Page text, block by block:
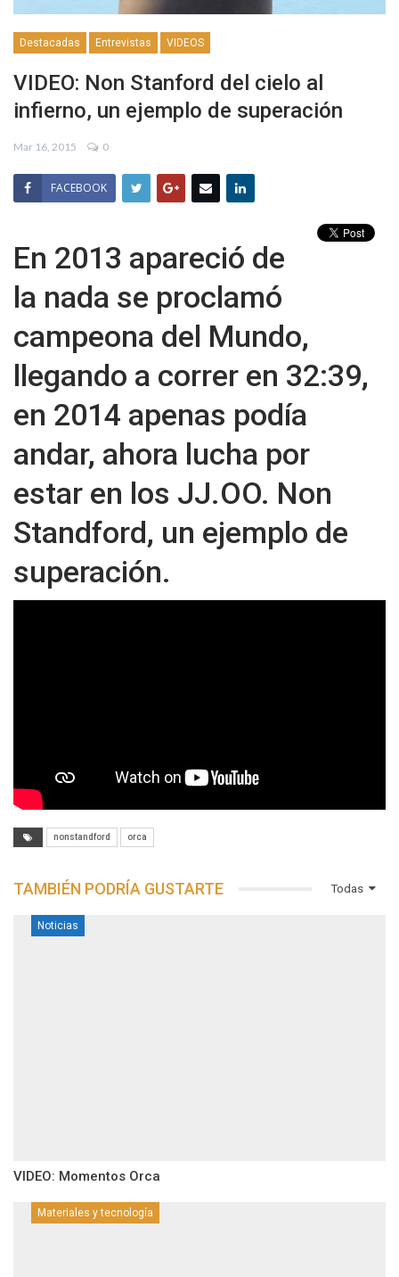
Destacadas Entrevistas VIDEOS
VIDEO: Non Stanford del cielo al
infierno, un ejemplo de superación
Mar 16, 2015 0
FACEBOOK
En 2013 apareció de
la nada se proclamó
campeona del Mundo,
llegando a correr en 32:39,
en 2014 apenas podía
andar, ahora lucha por
estar en los JJ.OO. Non
Standford, un ejemplo de
superación.
nonstandford orca
Todas
TAMBIÉN PODRÍA GUSTARTE
Noticias
VIDEO: Momentos Orca
Materiales y tecnología